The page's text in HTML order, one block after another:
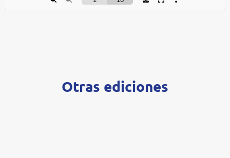
Otras ediciones